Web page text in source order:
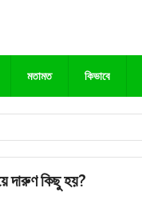
মতামত কিভাবে
দারুণ কিছু হয়?